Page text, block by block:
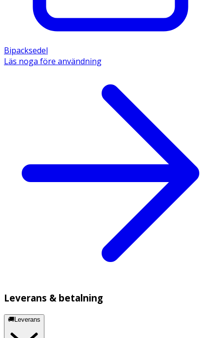
Bipacksedel
Läs noga före användning
Leverans & betalning
🚚Leverans